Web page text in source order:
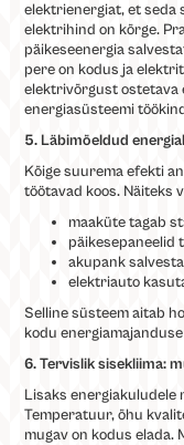
elektrienergiat, et seda
elektrihind on kõrge.
päikeseenergia
pere on kodus ja
elektrivõrgust ostetava
energiasüsteemi
5. Läbimõeldud
Kõige suurema efekti
töötavad koos. Näiteks
maaküte tagab
päikesepaneelid
akupank
elektriauto
Selline süsteem aitab
kodu
6. Tervislik sisekliima:
Lisaks energiakuludele
Temperatuur, õhu
mugav on kodus elada.